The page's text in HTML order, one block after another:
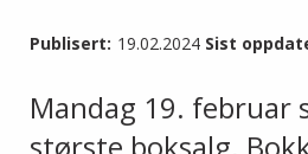
Publisert: 19.02.2024 Sist
Mandag 19. februar